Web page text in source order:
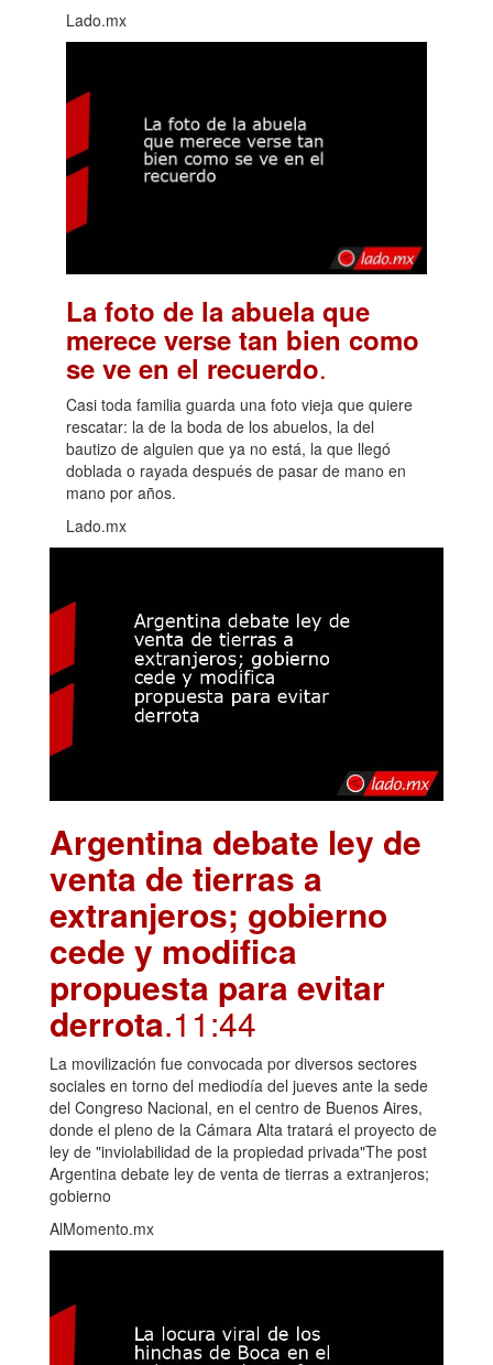
Lado.mx
La foto de la abuela que
merece verse tan bien como
se ve en el recuerdo.
Casi toda familia guarda una foto vieja que quiere
rescatar: la de la boda de los abuelos, la del
bautizo de alguien que ya no está, la que llegó
doblada o rayada después de pasar de mano en
mano por años.
Lado.mx
Argentina debate ley de
venta de tierras a
extranjeros; gobierno
cede y modifica
propuesta para evitar
derrota.11:44
La movilización fue convocada por diversos sectores
sociales en torno del mediodía del jueves ante la sede
del Congreso Nacional, en el centro de Buenos Aires,
donde el pleno de la Cámara Alta tratará el proyecto de
ley de "inviolabilidad de la propiedad privada"The post
Argentina debate ley de venta de tierras a extranjeros;
gobierno
AlMomento.mx